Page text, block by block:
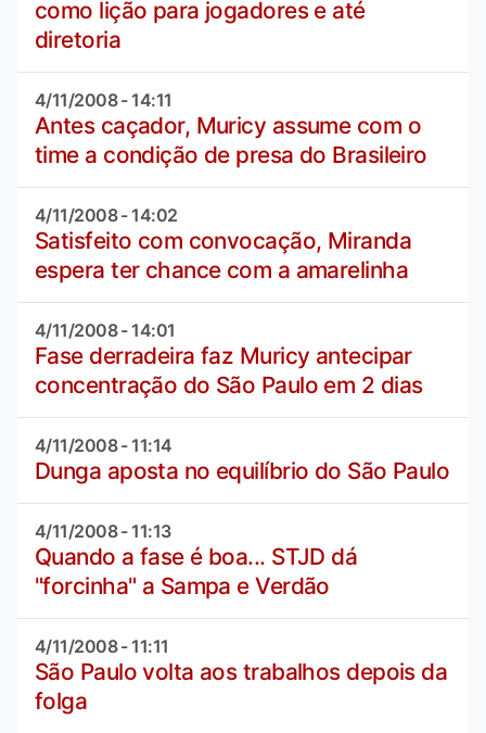
como lição para jogadores e até
diretoria
4/11/2008 - 14:11
Antes caçador, Muricy assume com o
time a condição de presa do Brasileiro
4/11/2008 - 14:02
Satisfeito com convocação, Miranda
espera ter chance com a amarelinha
4/11/2008 - 14:01
Fase derradeira faz Muricy antecipar
concentração do São Paulo em 2 dias
4/11/2008 - 11:14
Dunga aposta no equilíbrio do São Paulo
4/11/2008 - 11:13
Quando a fase é boa... STJD dá
"forcinha" a Sampa e Verdão
4/11/2008 - 11:11
São Paulo volta aos trabalhos depois da
folga